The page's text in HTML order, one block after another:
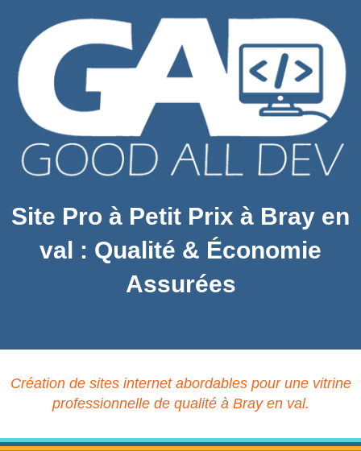
Site Pro à Petit Prix à Bray en
val : Qualité & Économie
Assurées
Création de sites internet abordables pour une vitrine
professionnelle de qualité à Bray en val.